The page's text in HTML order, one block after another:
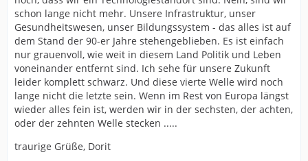
schon lange nicht mehr. Unsere Infrastruktur, unser
Gesundheitswesen, unser Bildungssystem - das alles ist auf
dem Stand der 90-er Jahre stehengeblieben. Es ist einfach
nur grauenvoll, wie weit in diesem Land Politik und Leben
voneinander entfernt sind. Ich sehe für unsere Zukunft
leider komplett schwarz. Und diese vierte Welle wird noch
lange nicht die letzte sein. Wenn im Rest von Europa längst
wieder alles fein ist, werden wir in der sechsten, der achten,
oder der zehnten Welle stecken .....
traurige Grüße, Dorit